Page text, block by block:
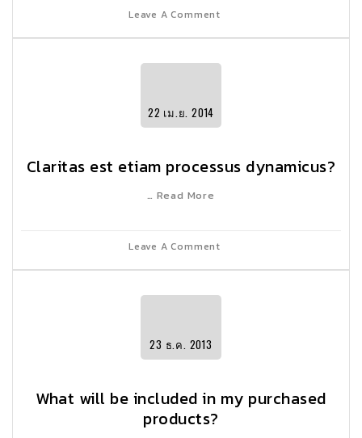
Leave A Comment
22 เม.ย. 2014
Claritas est etiam processus dynamicus?
… Read More
Leave A Comment
23 ธ.ค. 2013
What will be included in my purchased
products?